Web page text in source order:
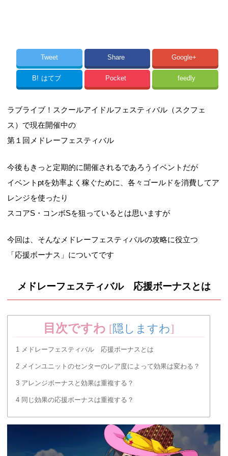
Tweet Share Google+
B! はてブ Pocket feedly
ラブライブ！スクールアイドルフェスティバル（スクフェ
ス）で現在開催中の
第１回メドレーフェスティバル
今後もきっと定期的に開催されるであろうイベントだが
イベントptを効率よく稼ぐために、各々ゴールドを消費してア
レンジを使ったり
スコアS・コンボSを狙っているとは思いますが
今回は、そんなメドレーフェスティバルの攻略に役立つ
「応援ボーナス」についてです
メドレーフェスティバル 応援ボーナスとは
目次ですわ [隠しますわ]
1 メドレーフェスティバル 応援ボーナスとは
2 メインユニットのセンターのレア度によって効果は変わる？
3 アレンジボーナスと効果は重複する？
4 同じ効果の応援ボーナスは重複する？